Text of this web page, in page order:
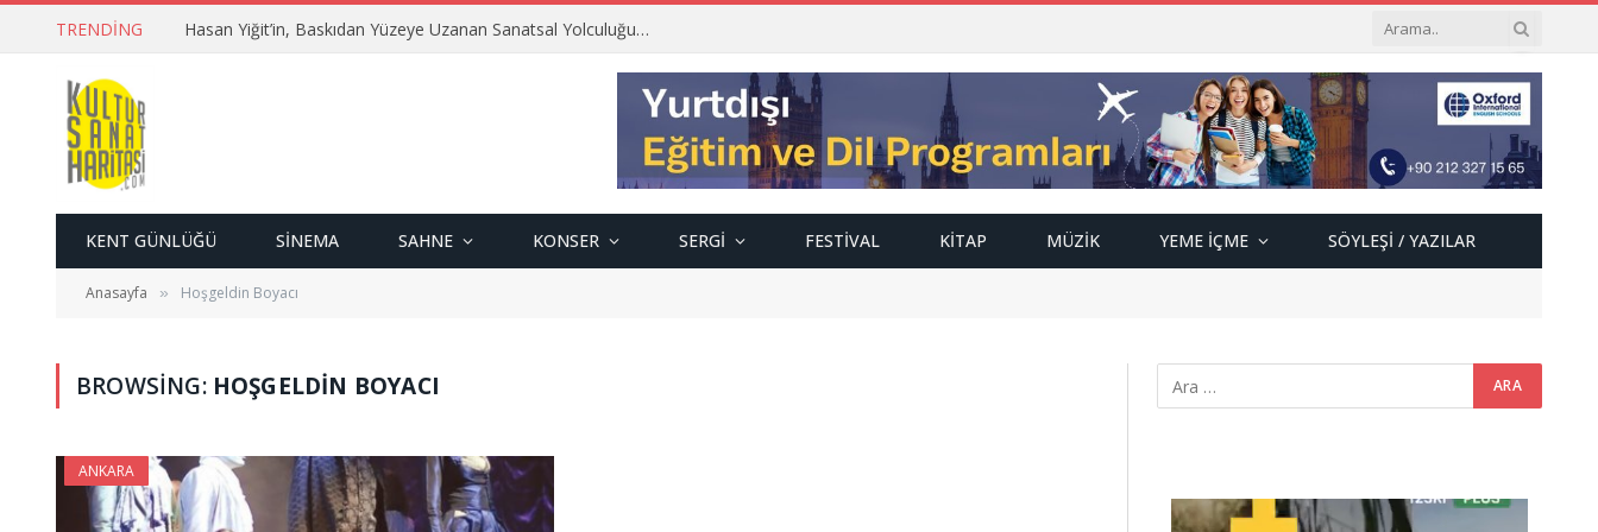
TRENDING Hasan Yiğit’in, Baskıdan Yüzeye Uzanan Sanatsal Yolculuğu…
KENT GÜNLÜĞÜ SINEMA SAHNE KONSER SERGI FESTIVAL KITAP MÜZIK YEME İÇME SÖYLEŞI / YAZILAR
Anasayfa » Hoşgeldin Boyacı
BROWSING: HOŞGELDIN BOYACI
ANKARA
Video